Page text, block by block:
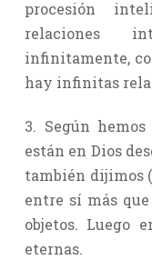
procesión
relaciones
infinitamente,
hay infinitas
3. Según
están en Dios
también dijimos
entre sí más
objetos. Luego
eternas.